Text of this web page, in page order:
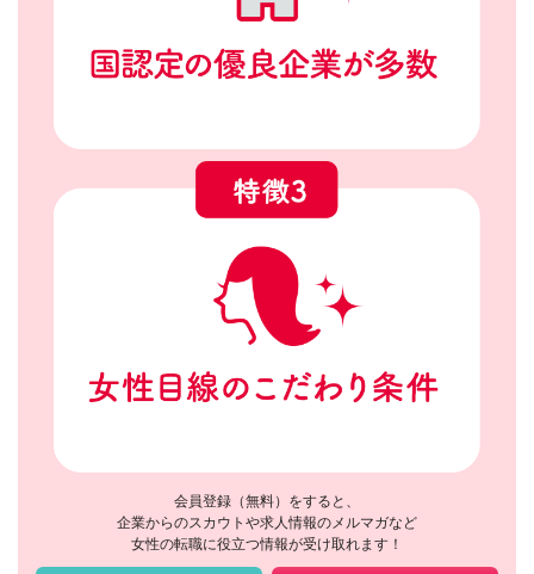
会員登録（無料）をすると、
企業からのスカウトや求人情報のメルマガなど
女性の転職に役立つ情報が受け取れます！